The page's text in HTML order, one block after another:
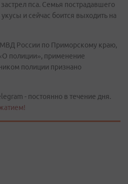
пса. Семья пострадавшего
и сейчас боится выходить на
России по Приморскому краю,
полиции», применение
полиции признано
- постоянно в течение дня.